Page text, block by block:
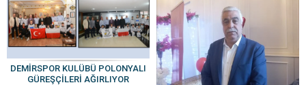
DEMİRSPOR KULÜBÜ POLONYALI
GÜREŞÇİLERİ AĞIRLIYOR